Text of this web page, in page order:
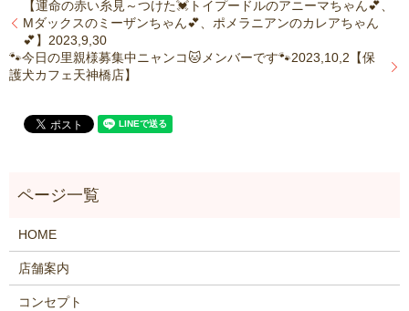
【運命の赤い糸見～つけた💓トイプードルのアニーマちゃん💕、
Mダックスのミーザンちゃん💕、ポメラニアンのカレアちゃん
💕】2023,9,30
🐾今日の里親様募集中ニャンコ🐱メンバーです🐾2023,10,2【保
護犬カフェ天神橋店】
HOME
店舗案内
コンセプト